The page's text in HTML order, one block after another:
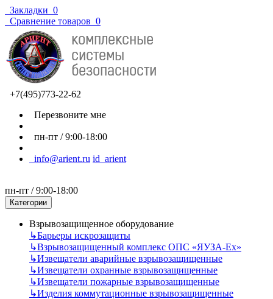
Закладки 0
Сравнение товаров 0
+7(495)773-22-62
Перезвоните мне
пн-пт / 9:00-18:00
info@arient.ru id_arient
пн-пт / 9:00-18:00
Категории
Взрывозащищенное оборудование
↳Барьеры искрозащиты
↳Взрывозащищенный комплекс ОПС «ЯУЗА-Ех»
↳Извещатели аварийные взрывозащищенные
↳Извещатели охранные взрывозащищенные
↳Извещатели пожарные взрывозащищенные
↳Изделия коммутационные взрывозащищенные